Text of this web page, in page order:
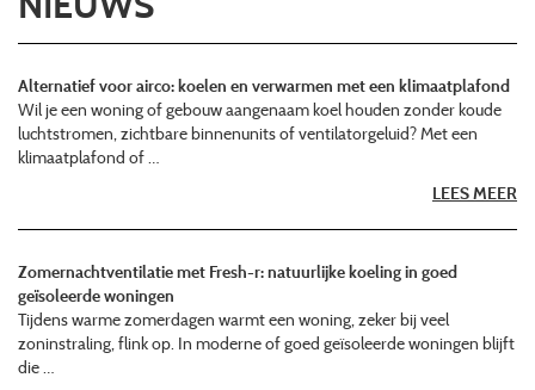
Alternatief voor airco: koelen en verwarmen met een klimaatplafond
Wil je een woning of gebouw aangenaam koel houden zonder koude
luchtstromen, zichtbare binnenunits of ventilatorgeluid? Met een
klimaatplafond of …
LEES MEER
Zomernachtventilatie met Fresh-r: natuurlijke koeling in goed
geïsoleerde woningen
Tijdens warme zomerdagen warmt een woning, zeker bij veel
zoninstraling, flink op. In moderne of goed geïsoleerde woningen blijft
die …